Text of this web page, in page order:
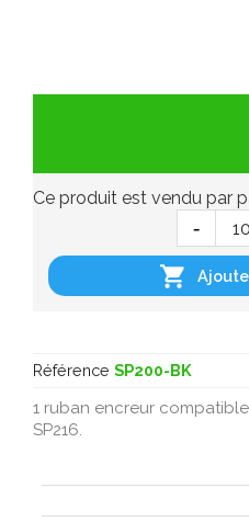
Référence SP200-BK
1 ruban encreur compatible
SP216.
Ce produit est vendu par
